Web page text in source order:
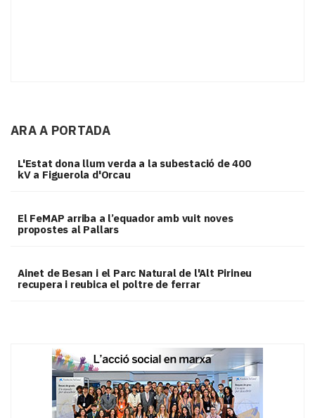
ARA A PORTADA
L'Estat dona llum verda a la subestació de 400
kV a Figuerola d'Orcau
El FeMAP arriba a l’equador amb vuit noves
propostes al Pallars
Ainet de Besan i el Parc Natural de l'Alt Pirineu
recupera i reubica el poltre de ferrar